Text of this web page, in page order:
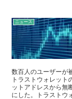
ニュース
数百人のユーザーが
トラストウォレット
ットアドレスから無
にした。トラストウ